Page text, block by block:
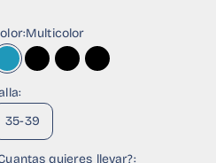
Multicolor
MulticolorNegro FlorNegro Smile
Negro Raya
35-39
quieres llevar?: